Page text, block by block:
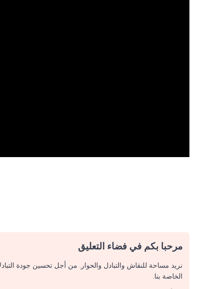
مرحبا بكم في فضاء التعليق
نريد مساحة للنقاش والتبادل والحوار. من أجل تحسين جودة
الخاصة بنا.